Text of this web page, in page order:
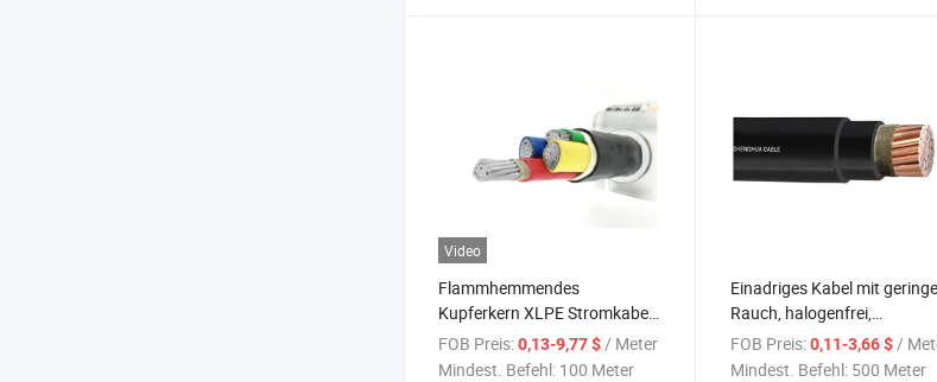
Video
Flammhemmendes
Kupferkern XLPE Stromkabel
1kv Spannung vergraben
3/4/5 Kern 35/95/185mm2
FOB Preis:0,13-9,77 $ / Meter
Mindest. Befehl: 100 Meter
Einadriges Kabel mit
Rauch, halogenfrei,
Umweltschutz (LSHF, LSZH,
LSOH) 1X185 mm2
FOB Preis: 0,11-3,66 $ /
Mindest. Befehl: 500 Meter